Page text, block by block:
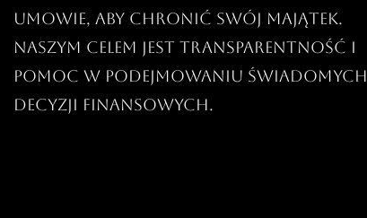
umowie, aby chronić swój majątek.
Naszym celem jest transparentność i
pomoc w podejmowaniu świadomych
decyzji finansowych.